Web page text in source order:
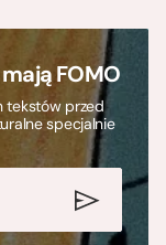
FOMO
tekstów przed
specjalnie